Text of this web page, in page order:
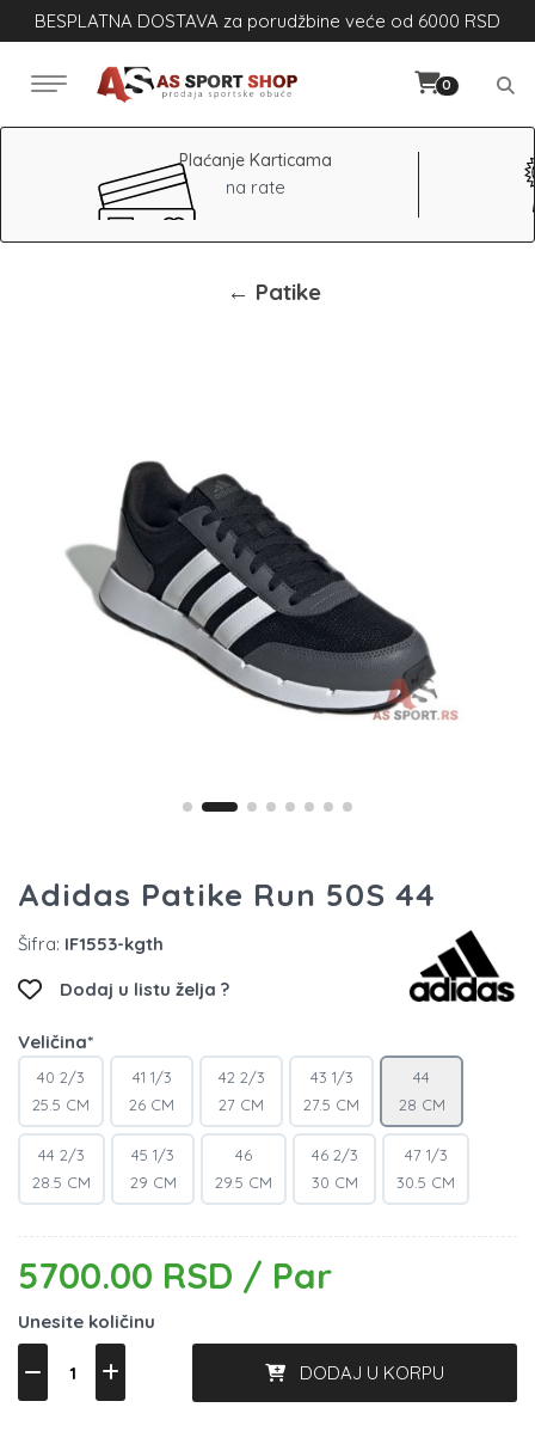
BESPLATNA DOSTAVA za porudžbine veće od 6000 RSD
0
Plaćanje Karticama
na rate
← Patike
Adidas Patike Run 50S 44
Šifra: IF1553-kgth
Dodaj u listu želja ?
Veličina*
40 2/3
25.5 CM
41 1/3
26 CM
42 2/3
27 CM
43 1/3
27.5 CM
44
28 CM
44 2/3
28.5 CM
45 1/3
29 CM
46
29.5 CM
46 2/3
30 CM
47 1/3
30.5 CM
5700.00 RSD / Par
Unesite količinu
DODAJ U KORPU